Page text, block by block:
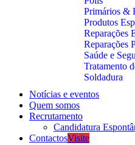
Primários &
Produtos
Reparações
Reparações
Saúde e
Tratamento
Soldadura
Notícias e eventos
Quem somos
Recrutamento
Candidatura
ContactosVisite